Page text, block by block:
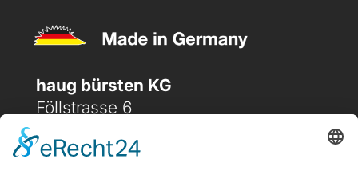
haug bürsten KG
Föllstrasse 6